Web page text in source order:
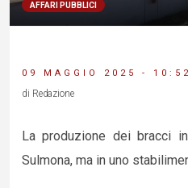
AFFARI PUBBLICI
09 MAGGIO 2025 -
di Redazione
La produzione dei bracci
Sulmona, ma in uno